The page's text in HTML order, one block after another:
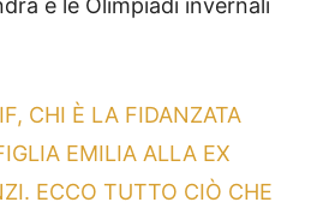
e le Olimpiadi invernali
CHI È LA FIDANZATA
EMILIA ALLA EX
ECCO TUTTO CIÒ CHE